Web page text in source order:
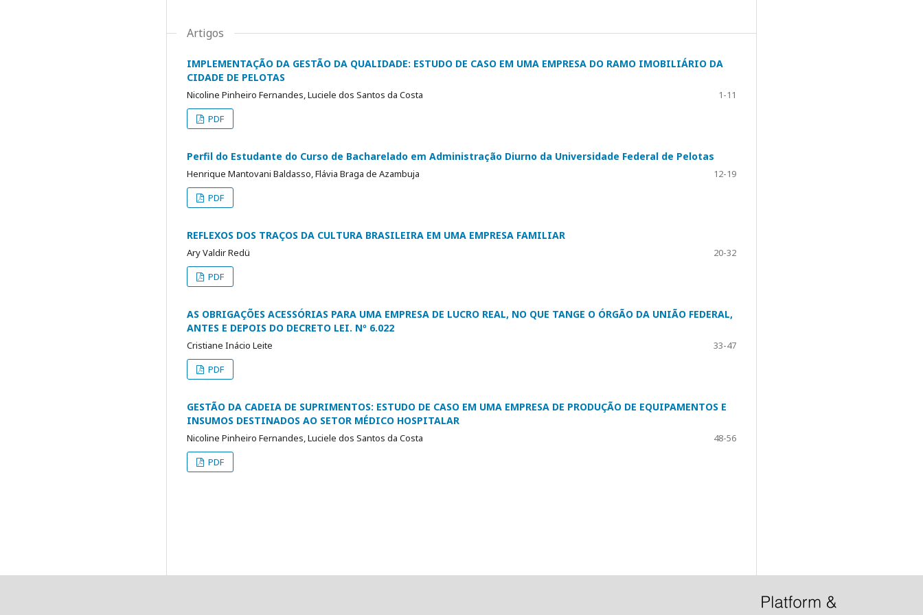
Artigos
IMPLEMENTAÇÃO DA GESTÃO DA QUALIDADE: ESTUDO DE CASO EM UMA EMPRESA DO RAMO IMOBILIÁRIO DA
CIDADE DE PELOTAS
Nicoline Pinheiro Fernandes, Luciele dos Santos da Costa
1-11
PDF
Perfil do Estudante do Curso de Bacharelado em Administração Diurno da Universidade Federal de Pelotas
Henrique Mantovani Baldasso, Flávia Braga de Azambuja
12-19
PDF
REFLEXOS DOS TRAÇOS DA CULTURA BRASILEIRA EM UMA EMPRESA FAMILIAR
Ary Valdir Redü
20-32
PDF
AS OBRIGAÇÕES ACESSÓRIAS PARA UMA EMPRESA DE LUCRO REAL, NO QUE TANGE O ÓRGÃO DA UNIÃO FEDERAL,
ANTES E DEPOIS DO DECRETO LEI. Nº 6.022
Cristiane Inácio Leite
33-47
PDF
GESTÃO DA CADEIA DE SUPRIMENTOS: ESTUDO DE CASO EM UMA EMPRESA DE PRODUÇÃO DE EQUIPAMENTOS E
INSUMOS DESTINADOS AO SETOR MÉDICO HOSPITALAR
Nicoline Pinheiro Fernandes, Luciele dos Santos da Costa
48-56
PDF